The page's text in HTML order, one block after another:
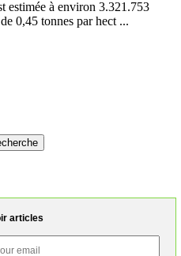
estimée à environ 3.321.753
0,45 tonnes par hect ...
articles